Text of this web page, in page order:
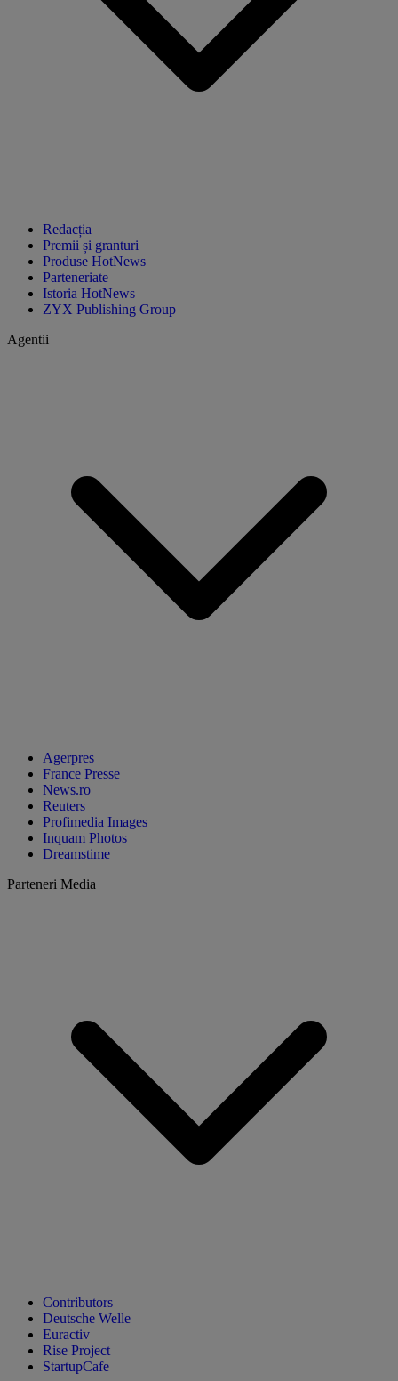
Redacția
Premii și granturi
Produse HotNews
Parteneriate
Istoria HotNews
ZYX Publishing Group
Agentii
Agerpres
France Presse
News.ro
Reuters
Profimedia Images
Inquam Photos
Dreamstime
Parteneri Media
Contributors
Deutsche Welle
Euractiv
Rise Project
StartupCafe